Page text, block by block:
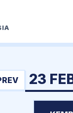
23